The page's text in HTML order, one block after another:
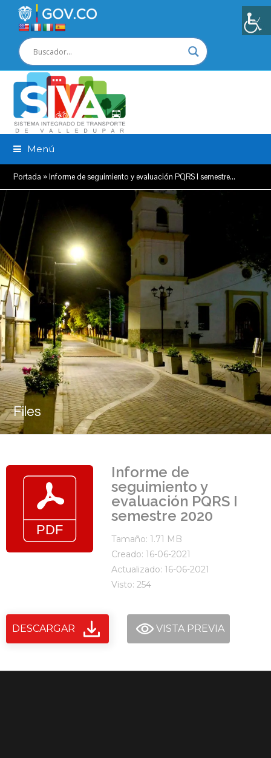
Menú
Portada »Informe de seguimiento y evaluación PQRS I semestre…
Files
Informe de
seguimiento y
evaluación PQRS I
semestre 2020
Tamaño: 1.71 MB
Creado: 16-06-2021
Actualizado: 16-06-2021
Visto: 254
DESCARGAR VISTA PREVIA